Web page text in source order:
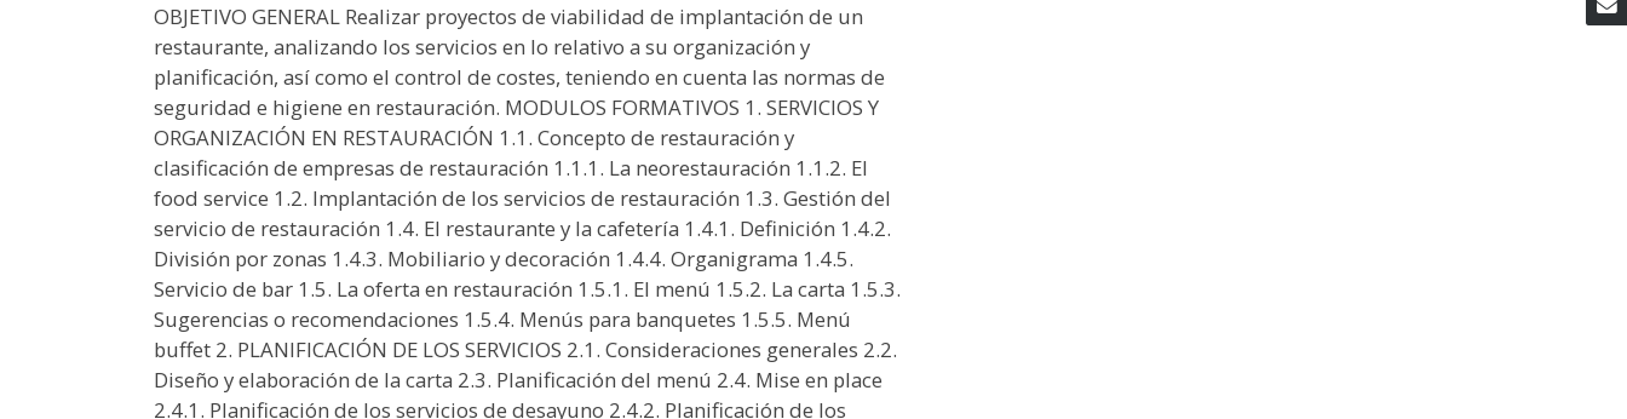
OBJETIVO GENERAL Realizar proyectos de viabilidad de implantación de un
restaurante, analizando los servicios en lo relativo a su organización y
planificación, así como el control de costes, teniendo en cuenta las normas de
seguridad e higiene en restauración. MODULOS FORMATIVOS 1. SERVICIOS Y
ORGANIZACIÓN EN RESTAURACIÓN 1.1. Concepto de restauración y
clasificación de empresas de restauración 1.1.1. La neorestauración 1.1.2. El
food service 1.2. Implantación de los servicios de restauración 1.3. Gestión del
servicio de restauración 1.4. El restaurante y la cafetería 1.4.1. Definición 1.4.2.
División por zonas 1.4.3. Mobiliario y decoración 1.4.4. Organigrama 1.4.5.
Servicio de bar 1.5. La oferta en restauración 1.5.1. El menú 1.5.2. La carta 1.5.3.
Sugerencias o recomendaciones 1.5.4. Menús para banquetes 1.5.5. Menú
buffet 2. PLANIFICACIÓN DE LOS SERVICIOS 2.1. Consideraciones generales 2.2.
Diseño y elaboración de la carta 2.3. Planificación del menú 2.4. Mise en place
2.4.1. Planificación de los servicios de desayuno 2.4.2. Planificación de los